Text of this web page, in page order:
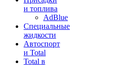
и топлива
AdBlue
Специальные
жидкости
Автоспорт
и Total
Total в